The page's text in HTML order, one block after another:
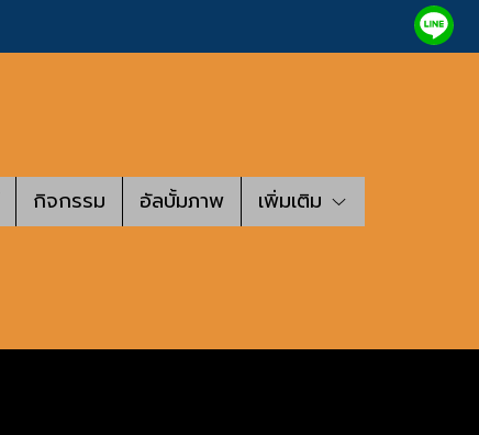
กิจกรรม อัลบั้มภาพ เพิ่มเติม